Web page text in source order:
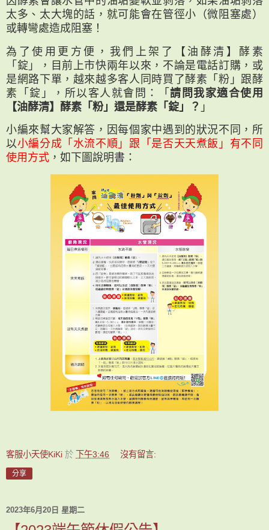
太多、太大塊的話，就可能會在管徑小（微阻塞處）
或轉彎處造成阻塞！
為了使用更方便，我們上架了【油酵清】酵素
「錠」，目前上市快兩年以來，不論是電話訂購，或
是網路下單，越來越多客人同時買了酵素「粉」跟酵
素「錠」，所以客人就會問：「請問我家適合使用
【油酵清】酵素「粉」還是酵素「錠」？ 」
小編來幫大家解答，因每個家中遇到的狀況不同，所
以小編分成「水流不順」跟「是否天天煮飯」有不同
使用方式 ，如下圖說明書：
客服小天使KiKi 於 下午3:46 沒有留言:
分享
2023年6月20日 星期二